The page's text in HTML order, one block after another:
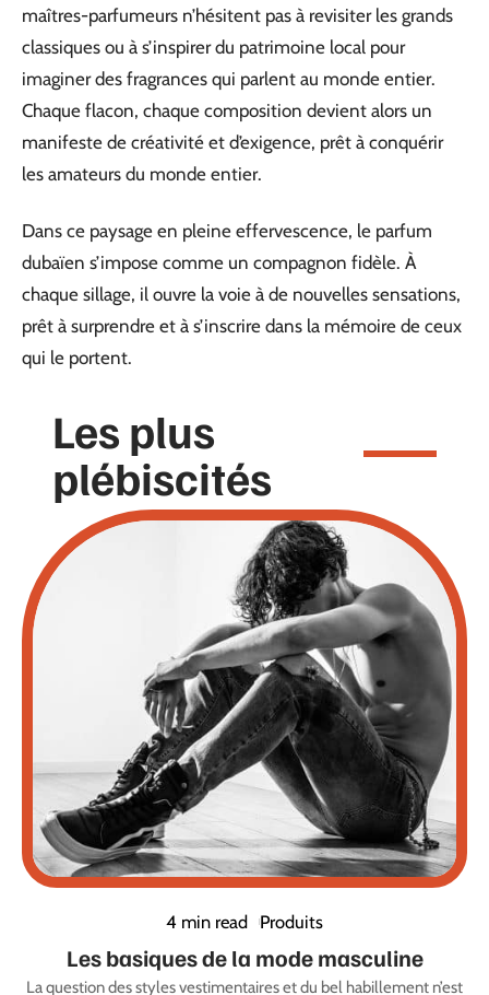
maîtres-parfumeurs n’hésitent pas à revisiter les grands
classiques ou à s’inspirer du patrimoine local pour
imaginer des fragrances qui parlent au monde entier.
Chaque flacon, chaque composition devient alors un
manifeste de créativité et d’exigence, prêt à conquérir
les amateurs du monde entier.
Dans ce paysage en pleine effervescence, le parfum
dubaïen s’impose comme un compagnon fidèle. À
chaque sillage, il ouvre la voie à de nouvelles sensations,
prêt à surprendre et à s’inscrire dans la mémoire de ceux
qui le portent.
Les plus
plébiscités
4 min read Produits
Les basiques de la mode masculine
La question des styles vestimentaires et du bel habillement n’est